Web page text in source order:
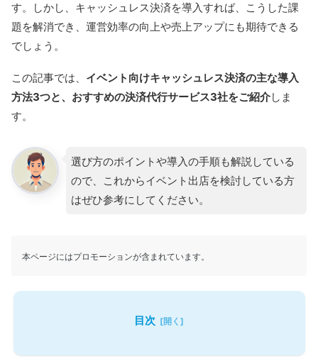
す。しかし、キャッシュレス決済を導入すれば、こうした課
題を解消でき、運営効率の向上や売上アップにも期待できる
でしょう。
この記事では、 イベント向けキャッシュレス決済の主な導入
方法3つと、おすすめの決済代行サービス3社をご紹介しま
す。
選び方のポイントや導入の手順も解説している
ので、これからイベント出店を検討している方
はぜひ参考にしてください。
本ページにはプロモーションが含まれています。
目次